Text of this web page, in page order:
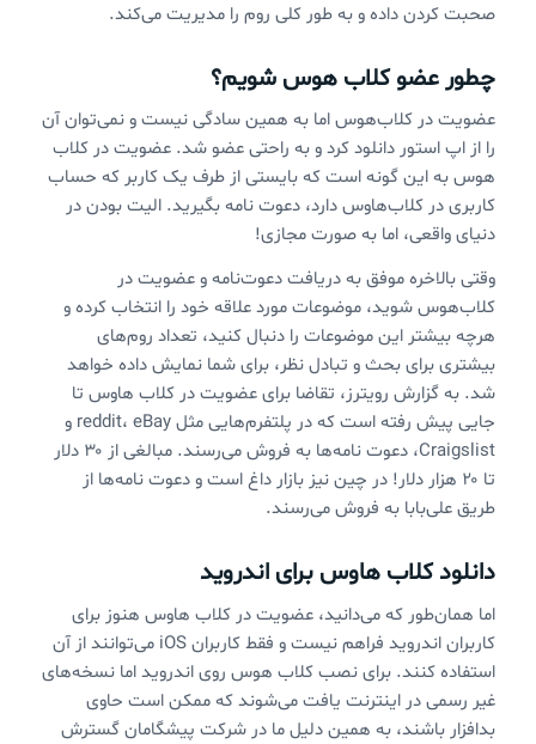
صحبت کردن داده و به طور کلی روم را مدیریت می‌کند.
چطور عضو کلاب هوس شویم؟
عضویت در کلاب‌هوس اما به همین سادگی نیست و نمی‌‌توان آن
را از اپ استور دانلود کرد و به راحتی عضو شد. عضویت در کلاب
هوس به این گونه است که بایستی از طرف یک کاربر که حساب
کاربری در کلاب‌هاوس دارد، دعوت نامه بگیرید. الیت بودن در
دنیای واقعی، اما به صورت مجازی!
وقتی بالاخره موفق به دریافت دعوت‌نامه و عضویت در
کلاب‌هوس شوید،‌ موضوعات مورد علاقه خود را انتخاب کرده و
هرچه بیشتر این موضوعات را دنبال کنید، تعداد روم‌های
بیشتری برای بحث و تبادل نظر، برای شما نمایش داده خواهد
شد. به گزارش رویترز، تقاضا برای عضویت در کلاب هاوس تا
جایی پیش رفته است که در پلتفرم‌هایی مثل reddit، eBay و
Craigslist، دعوت نامه‌ها به فروش می‌رسند. مبالغی از ۳۰ دلار
تا ۲۰ هزار دلار! در چین نیز بازار داغ است و دعوت نامه‌ها از
طریق علی‌بابا به فروش می‌رسند.
دانلود کلاب هاوس برای اندروید
اما همان‌طور که می‌دانید، عضویت در کلاب هاوس هنوز برای
کاربران اندروید فراهم نیست و فقط کاربران iOS می‌توانند از آن
استفاده کنند. برای نصب کلاب هوس روی اندروید اما نسخه‌های
غیر رسمی در اینترنت یافت می‌شوند که ممکن است حاوی
بدافزار باشند، به همین دلیل ما در شرکت پیشگامان گسترش